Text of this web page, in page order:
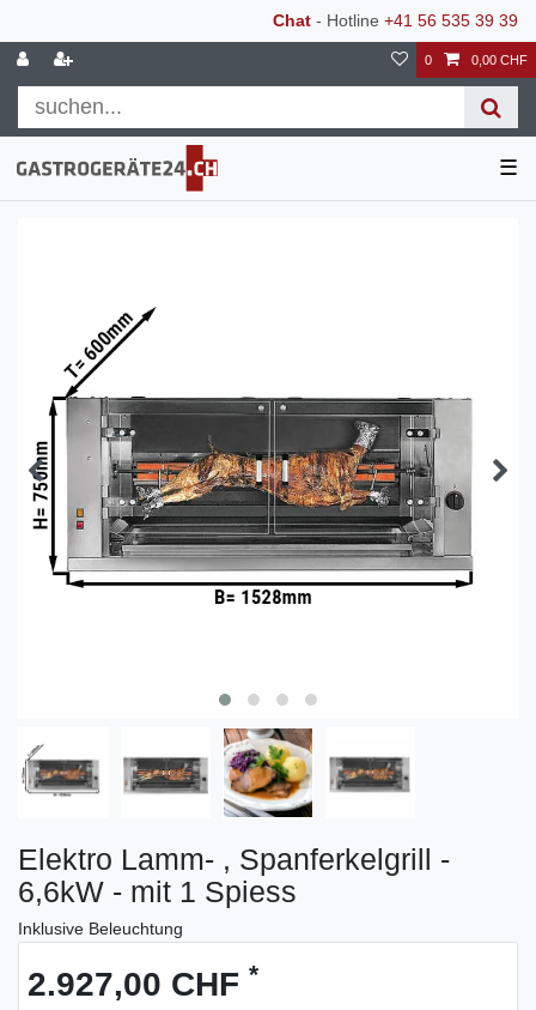
Chat - Hotline +41 56 535 39 39
0 0,00 CHF
☰
Elektro Lamm- , Spanferkelgrill -
6,6kW - mit 1 Spiess
Inklusive Beleuchtung
2.927,00 CHF *